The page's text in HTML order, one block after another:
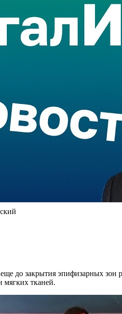
до закрытия эпифизарных
мягких тканей.